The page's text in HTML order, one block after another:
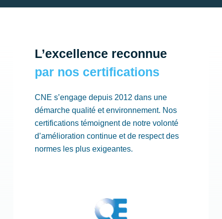
L’excellence reconnue
par nos certifications
CNE s’engage depuis 2012 dans une
démarche qualité et environnement. Nos
certifications témoignent de notre volonté
d’amélioration continue et de respect des
normes les plus exigeantes.